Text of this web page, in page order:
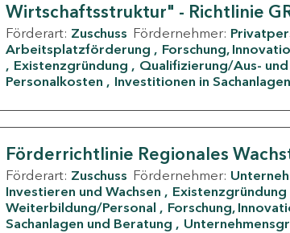
Wirtschaftsstruktur" - Richtlinie
Förderart: Zuschuss Fördernehmer:
Arbeitsplatzförderung
Forschung,
Existenzgründung
Qualifizierung/Aus-
Personalkosten
Investitionen in
Förderrichtlinie Regionales
Förderart: Zuschuss Fördernehmer:
Investieren und Wachsen
Existenzgründung
Weiterbildung/Personal
Forschung,
Sachanlagen und Beratung